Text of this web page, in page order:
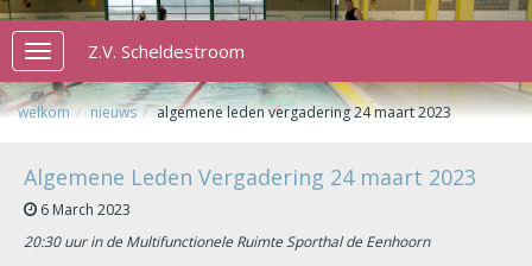
Toggle
navigation
Z.V. Scheldestroom
welkom nieuws algemene leden vergadering 24 maart 2023
Algemene Leden Vergadering 24 maart 2023
6 March 2023
20:30 uur in de Multifunctionele Ruimte Sporthal de Eenhoorn